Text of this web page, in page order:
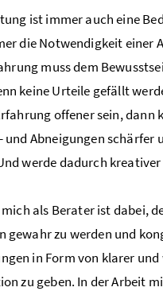
ist immer auch eine
die Notwendigkeit einer
muss dem
keine Urteile gefällt
offener sein, dann
und Abneigungen schärfer
werde dadurch
als Berater ist dabei,
gewahr zu werden und
in Form von klarer
zu geben. In der Arbeit